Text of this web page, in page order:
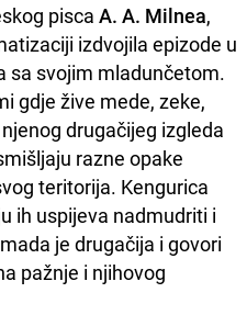
pisca A. A. Milnea,
izdvojila epizode u
sa svojim mladunčetom.
gdje žive mede, zeke,
drugačijeg izgleda
razne opake
teritorija. Kengurica
ih uspijeva nadmudriti i
je drugačija i govori
pažnje i njihovog